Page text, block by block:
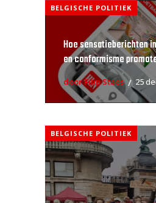
BELGISCHE POLITIEK
Hoe sensatieberichten
en conformisme
door Filip Staes 25
BELGISCHE POLITIEK